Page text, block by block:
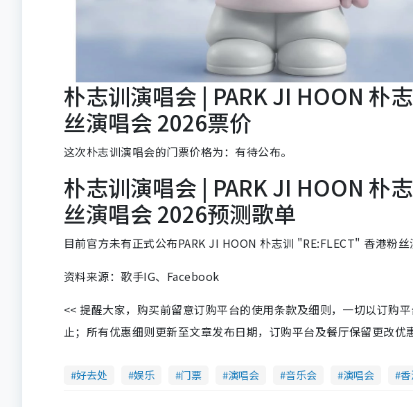
朴志训演唱会 | PARK JI HOON 朴
丝演唱会 2026票价
这次朴志训演唱会的门票价格为：有待公布。
朴志训演唱会 | PARK JI HOON 朴
丝演唱会 2026预测歌单
目前官方未有正式公布PARK JI HOON 朴志训 "RE:FLECT" 香港粉
资料来源：歌手IG、Facebook
<< 提醒大家，购买前留意订购平台的使用条款及细则，一切以订购
止；所有优惠细则更新至文章发布日期，订购平台及餐厅保留更改
好去处 娱乐 门票 演唱会 音乐会 演唱会